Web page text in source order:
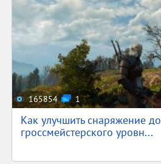
165854 1
Как улучшить снаряжение до
гроссмейстерского уровн...